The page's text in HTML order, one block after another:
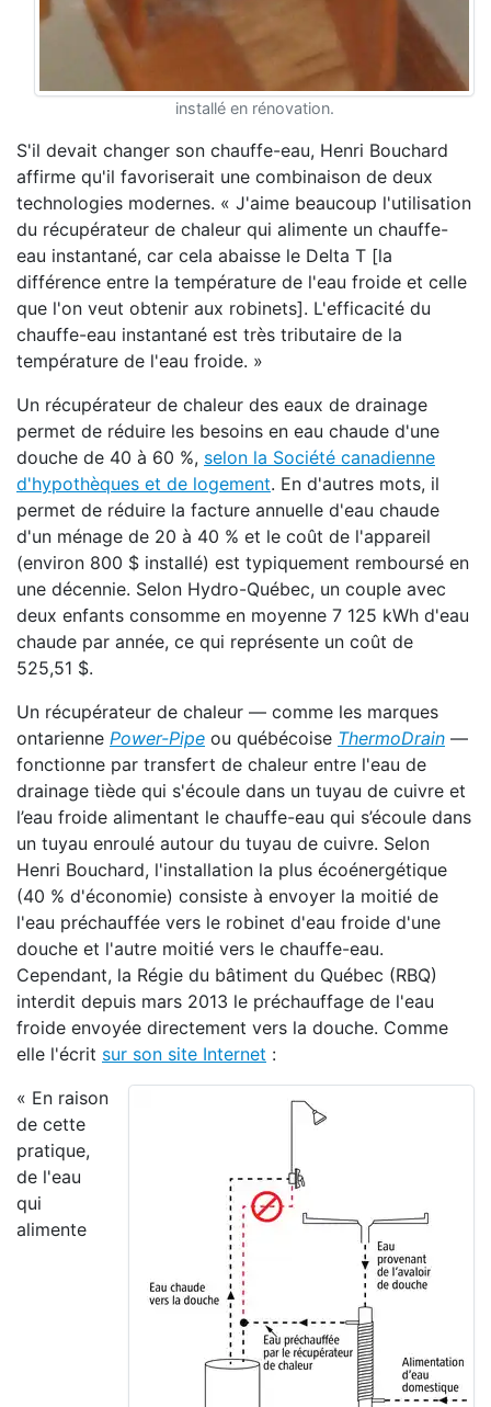
installé en rénovation.
S'il devait changer son chauffe-eau, Henri Bouchard
affirme qu'il favoriserait une combinaison de deux
technologies modernes. « J'aime beaucoup l'utilisation
du récupérateur de chaleur qui alimente un chauffe-
eau instantané, car cela abaisse le Delta T [la
différence entre la température de l'eau froide et celle
que l'on veut obtenir aux robinets]. L'efficacité du
chauffe-eau instantané est très tributaire de la
température de l'eau froide. »
Un récupérateur de chaleur des eaux de drainage
permet de réduire les besoins en eau chaude d'une
douche de 40 à 60 %, selon la Société canadienne
d'hypothèques et de logement. En d'autres mots, il
permet de réduire la facture annuelle d'eau chaude
d'un ménage de 20 à 40 % et le coût de l'appareil
(environ 800 $ installé) est typiquement remboursé en
une décennie. Selon Hydro-Québec, un couple avec
deux enfants consomme en moyenne 7 125 kWh d'eau
chaude par année, ce qui représente un coût de
525,51 $.
Un récupérateur de chaleur — comme les marques
ontarienne Power-Pipe ou québécoise ThermoDrain —
fonctionne par transfert de chaleur entre l'eau de
drainage tiède qui s'écoule dans un tuyau de cuivre et
l’eau froide alimentant le chauffe-eau qui s’écoule dans
un tuyau enroulé autour du tuyau de cuivre. Selon
Henri Bouchard, l'installation la plus écoénergétique
(40 % d'économie) consiste à envoyer la moitié de
l'eau préchauffée vers le robinet d'eau froide d'une
douche et l'autre moitié vers le chauffe-eau.
Cependant, la Régie du bâtiment du Québec (RBQ)
interdit depuis mars 2013 le préchauffage de l'eau
froide envoyée directement vers la douche. Comme
elle l'écrit sur son site Internet :
« En raison
de cette
pratique,
de l'eau
qui
alimente